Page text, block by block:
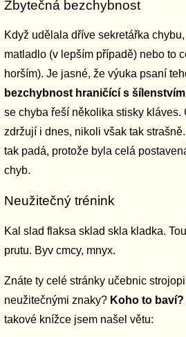
Zbytečná bezchybnost
Když udělala dříve sekretářka
matladlo (v lepším případě) nebo to
horším). Je jasné, že výuka psaní
bezchybnost hraničící s šílenstvím
se chyba řeší několika stisky kláves.
zdržují i dnes, nikoli však tak
tak padá, protože byla celá
chyb.
Neužitečný trénink
Kal slad flaksa sklad skla kladka.
prutu. Byv cmcy, mnyx.
Znáte ty celé stránky učebnic
neužitečnými znaky? Koho to baví?
takové knížce jsem našel větu: